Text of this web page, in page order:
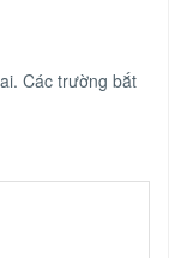
Các trường bắt